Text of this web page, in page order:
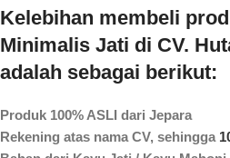
Kelebihan membeli
Minimalis Jati di CV.
adalah sebagai berikut:
Produk 100% ASLI dari Jepara
Rekening atas nama CV, sehingga